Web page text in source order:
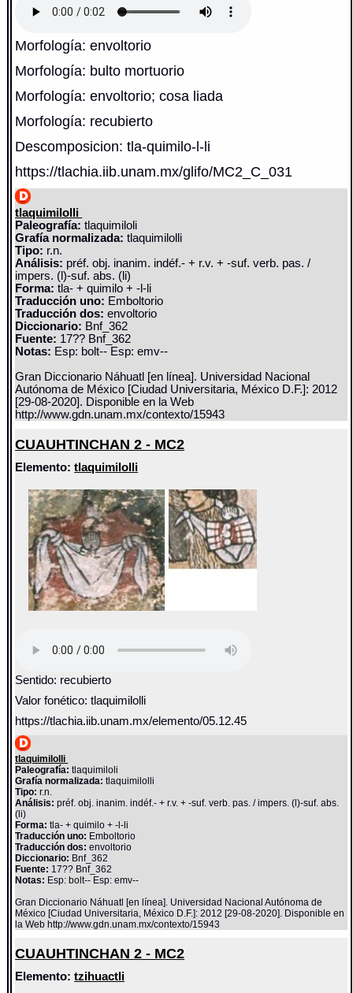
Morfología: envoltorio
Morfología: bulto mortuorio
Morfología: envoltorio; cosa liada
Morfología: recubierto
Descomposicion: tla-quimilo-l-li
https://tlachia.iib.unam.mx/glifo/MC2_C_031
tlaquimilolli
Paleografía: tlaquimiloli
Grafía normalizada: tlaquimilolli
Tipo: r.n.
Análisis: préf. obj. inanim. indéf.- + r.v. + -suf. verb. pas. /
impers. (l)-suf. abs. (li)
Forma: tla- + quimilo + -l-li
Traducción uno: Emboltorio
Traducción dos: envoltorio
Diccionario: Bnf_362
Fuente: 17?? Bnf_362
Notas: Esp: bolt-- Esp: emv--
Gran Diccionario Náhuatl [en línea]. Universidad Nacional
Autónoma de México [Ciudad Universitaria, México D.F.]: 2012
[29-08-2020]. Disponible en la Web
http://www.gdn.unam.mx/contexto/15943
CUAUHTINCHAN 2 - MC2
Elemento:tlaquimilolli
Sentido: recubierto
Valor fonético: tlaquimilolli
https://tlachia.iib.unam.mx/elemento/05.12.45
tlaquimilolli
Paleografía: tlaquimiloli
Grafía normalizada: tlaquimilolli
Tipo: r.n.
Análisis: préf. obj. inanim. indéf.- + r.v. + -suf. verb. pas. / impers. (l)-suf. abs.
(li)
Forma: tla- + quimilo + -l-li
Traducción uno: Emboltorio
Traducción dos: envoltorio
Diccionario: Bnf_362
Fuente: 17?? Bnf_362
Notas: Esp: bolt-- Esp: emv--
Gran Diccionario Náhuatl [en línea]. Universidad Nacional Autónoma de
México [Ciudad Universitaria, México D.F.]: 2012 [29-08-2020]. Disponible en
la Web http://www.gdn.unam.mx/contexto/15943
CUAUHTINCHAN 2 - MC2
Elemento:tzihuactli